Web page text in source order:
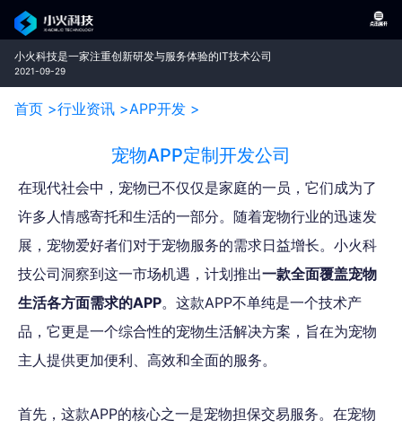
小火科技是一家注重创新研发与服务体验的IT技术公司
2021-09-29
首页 >行业资讯 >APP开发 >
宠物APP定制开发公司
在现代社会中，宠物已不仅仅是家庭的一员，它们成为了
许多人情感寄托和生活的一部分。随着宠物行业的迅速发
展，宠物爱好者们对于宠物服务的需求日益增长。小火科
技公司洞察到这一市场机遇，计划推出一款全面覆盖宠物
生活各方面需求的APP。这款APP不单纯是一个技术产
品，它更是一个综合性的宠物生活解决方案，旨在为宠物
主人提供更加便利、高效和全面的服务。
首先，这款APP的核心之一是宠物担保交易服务。在宠物